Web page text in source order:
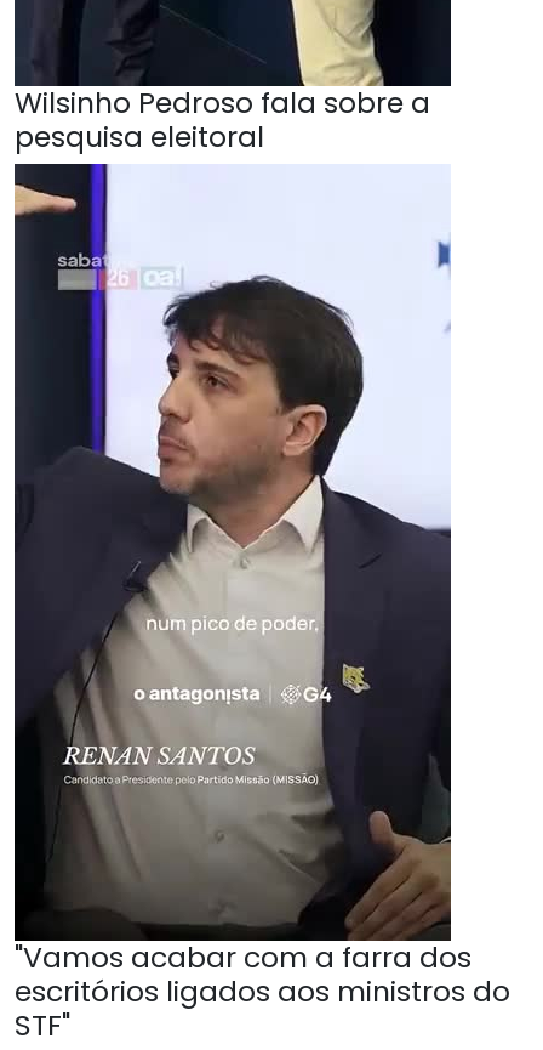
Wilsinho Pedroso fala sobre a
pesquisa eleitoral
"Vamos acabar com a farra dos
escritórios ligados aos ministros do
STF"